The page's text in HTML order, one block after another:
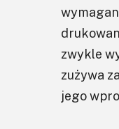
zwykle
zużywa
jego